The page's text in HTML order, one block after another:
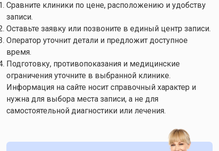
Сравните клиники по цене, расположению и удобству
записи.
Оставьте заявку или позвоните в единый центр записи.
Оператор уточнит детали и предложит доступное
время.
Подготовку, противопоказания и медицинские
ограничения уточните в выбранной клинике.
Информация на сайте носит справочный характер и
нужна для выбора места записи, а не для
самостоятельной диагностики или лечения.